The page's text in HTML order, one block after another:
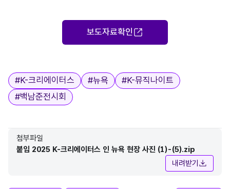
보도자료확인
태그
#K-크리에이터스 #뉴욕 #K-뮤직나이트
#백남준전시회
첨부파일
붙임 2025 K-크리에이터스 인 뉴욕 현장 사진 (1)-(5).zip
내려받기